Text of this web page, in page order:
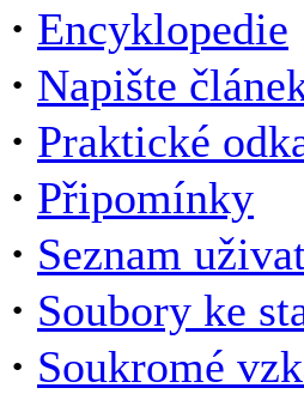
· Encyklopedie
· Napište
· Praktické
· Připomínky
· Seznam
· Soubory ke
· Soukromé